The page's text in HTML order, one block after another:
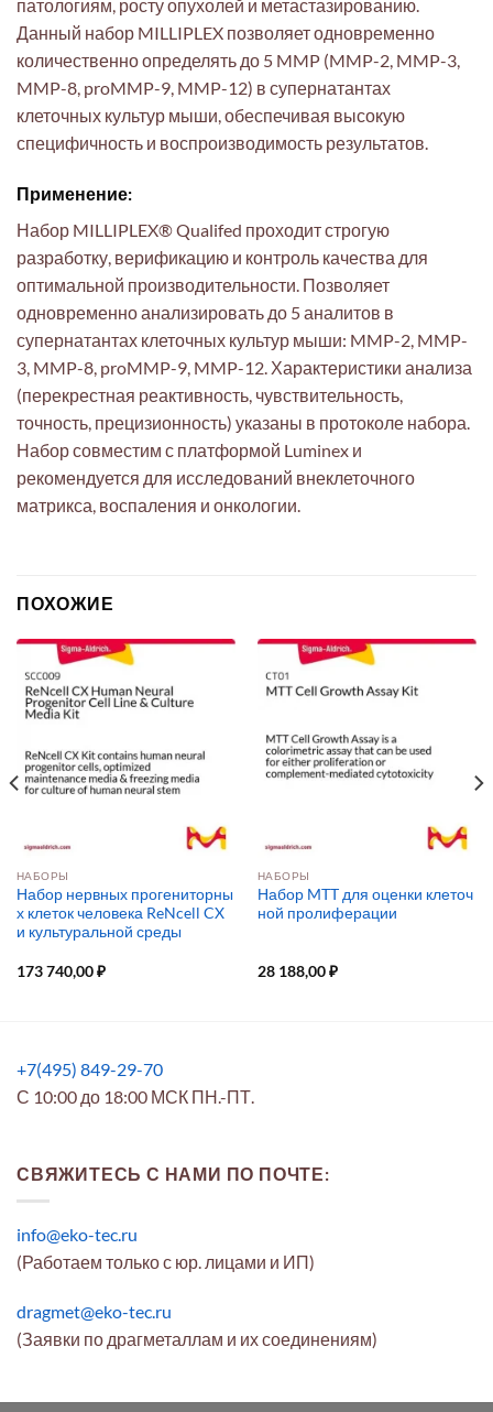
патологиям, росту опухолей и метастазированию.
Данный набор MILLIPLEX позволяет одновременно
количественно определять до 5 MMP (MMP-2, MMP-3,
MMP-8, proMMP-9, MMP-12) в супернатантах
клеточных культур мыши, обеспечивая высокую
специфичность и воспроизводимость результатов.
Применение:
Набор MILLIPLEX® Qualifed проходит строгую
разработку, верификацию и контроль качества для
оптимальной производительности. Позволяет
одновременно анализировать до 5 аналитов в
супернатантах клеточных культур мыши: MMP-2, MMP-
3, MMP-8, proMMP-9, MMP-12. Характеристики анализа
(перекрестная реактивность, чувствительность,
точность, прецизионность) указаны в протоколе набора.
Набор совместим с платформой Luminex и
рекомендуется для исследований внеклеточного
матрикса, воспаления и онкологии.
ПОХОЖИЕ
НАБОРЫ
Набор нервных прогениторны
х клеток человека ReNcell CX
и культуральной среды
173 740,00₽
НАБОРЫ
Набор MTT для оценки клеточ
ной пролиферации
28 188,00₽
+7(495) 849-29-70
С 10:00 до 18:00 МСК ПН.-ПТ.
СВЯЖИТЕСЬ С НАМИ ПО ПОЧТЕ:
info@eko-tec.ru
(Работаем только с юр. лицами и ИП)
dragmet@eko-tec.ru
(Заявки по драгметаллам и их соединениям)